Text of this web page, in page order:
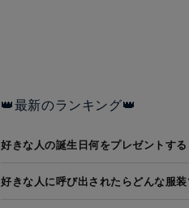
👑最新のランキング👑
好きな人の誕生日何をプレゼントする
好きな人に呼び出されたらどんな服装